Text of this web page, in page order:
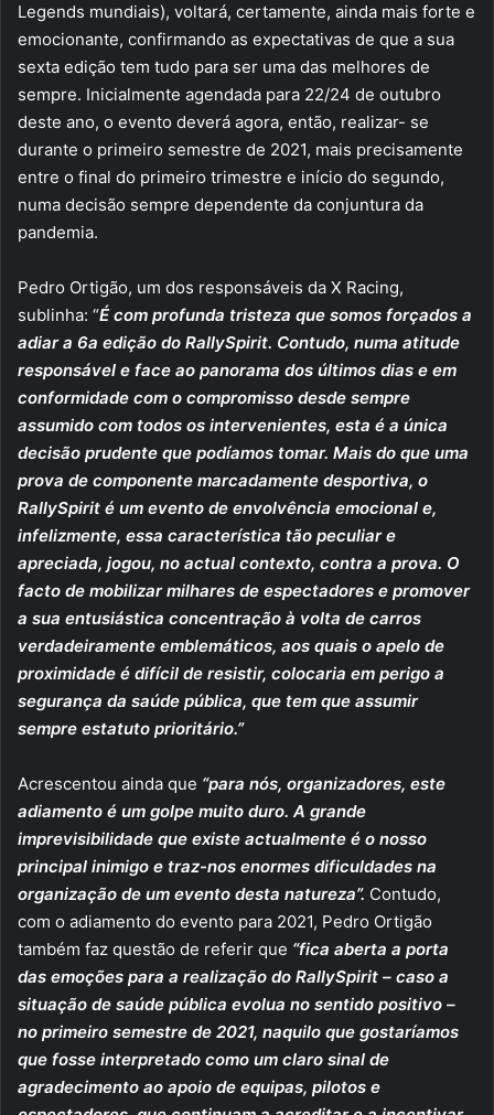
Legends mundiais), voltará, certamente, ainda mais forte e
emocionante, confirmando as expectativas de que a sua
sexta edição tem tudo para ser uma das melhores de
sempre. Inicialmente agendada para 22/24 de outubro
deste ano, o evento deverá agora, então, realizar- se
durante o primeiro semestre de 2021, mais precisamente
entre o final do primeiro trimestre e início do segundo,
numa decisão sempre dependente da conjuntura da
pandemia.
Pedro Ortigão, um dos responsáveis da X Racing,
sublinha: “É com profunda tristeza que somos forçados a
adiar a 6a edição do RallySpirit. Contudo, numa atitude
responsável e face ao panorama dos últimos dias e em
conformidade com o compromisso desde sempre
assumido com todos os intervenientes, esta é a única
decisão prudente que podíamos tomar. Mais do que uma
prova de componente marcadamente desportiva, o
RallySpirit é um evento de envolvência emocional e,
infelizmente, essa característica tão peculiar e
apreciada, jogou, no actual contexto, contra a prova. O
facto de mobilizar milhares de espectadores e promover
a sua entusiástica concentração à volta de carros
verdadeiramente emblemáticos, aos quais o apelo de
proximidade é difícil de resistir, colocaria em perigo a
segurança da saúde pública, que tem que assumir
sempre estatuto prioritário.”
Acrescentou ainda que “para nós, organizadores, este
adiamento é um golpe muito duro. A grande
imprevisibilidade que existe actualmente é o nosso
principal inimigo e traz-nos enormes dificuldades na
organização de um evento desta natureza”. Contudo,
com o adiamento do evento para 2021, Pedro Ortigão
também faz questão de referir que “fica aberta a porta
das emoções para a realização do RallySpirit – caso a
situação de saúde pública evolua no sentido positivo –
no primeiro semestre de 2021, naquilo que gostaríamos
que fosse interpretado como um claro sinal de
agradecimento ao apoio de equipas, pilotos e